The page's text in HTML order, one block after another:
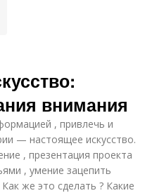
внимания
, привлечь и
— настоящее искусство.
, презентация проекта
, умение зацепить
же это сделать ? Какие